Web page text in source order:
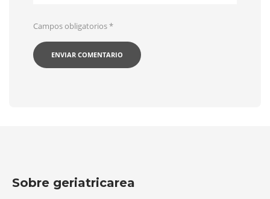
Campos obligatorios*
Sobre geriatricarea